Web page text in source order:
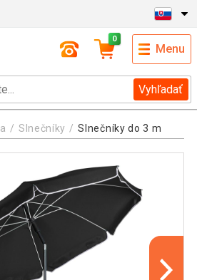
Vyhľadať
0
Menu
Slnečníky Slnečníky do 3 m